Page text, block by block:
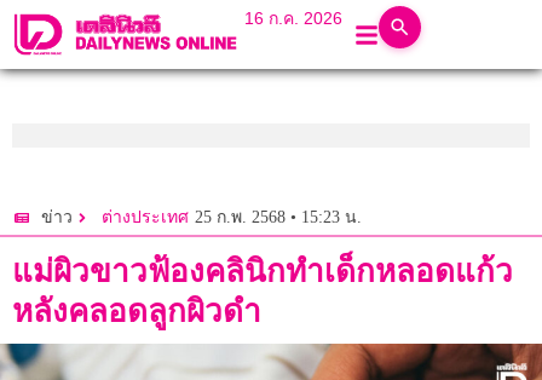
16 ก.ค. 2026
ข่าว ต่างประเทศ 25 ก.พ. 2568 • 15:23 น.
แม่ผิวขาวฟ้องคลินิกทำเด็กหลอดแก้ว
หลังคลอดลูกผิวดำ